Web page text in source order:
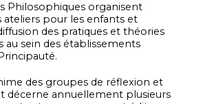
Philosophiques organisent
ateliers pour les enfants et
des pratiques et théories
au sein des établissements
des groupes de réflexion et
décerne annuellement plusieurs